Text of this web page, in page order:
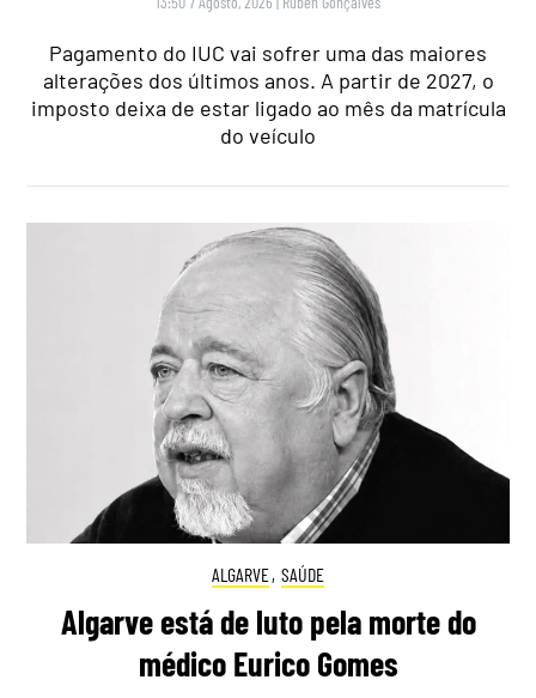
Pagamento do IUC vai sofrer uma das maiores
alterações dos últimos anos. A partir de 2027, o
imposto deixa de estar ligado ao mês da matrícula
do veículo
ALGARVE, SAÚDE
Algarve está de luto pela morte do
médico Eurico Gomes